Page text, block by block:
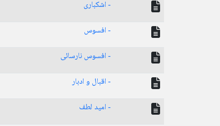
- اشکباری
- افسوس
- افسوس نارسائی
- اقبال و ادبار
- امید لطف